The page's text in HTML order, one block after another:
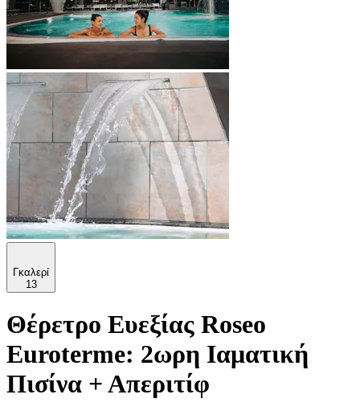
Γκαλερί
13
Θέρετρο Ευεξίας Roseo
Euroterme: 2ωρη Ιαματική
Πισίνα + Απεριτίφ